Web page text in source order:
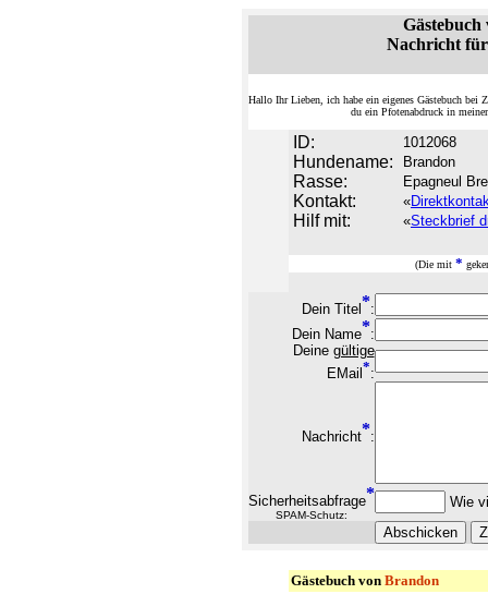
Nachricht
Hallo Ihr Lieben, ich habe ein eigenes Gästebuch bei
du ein Pfotenabdruck in
ID: 1012068
Hundename: Brandon
Rasse: Epagneul
Kontakt: «
Hilf mit: «Steckbrief
(Die mit *
Dein Titel *:
Dein Name*:
Deine gültige
EMail *:
Nachricht*:
Sicherheitsabfrage*
SPAM-Schutz:
Wie
Gästebuch von Brandon